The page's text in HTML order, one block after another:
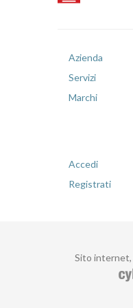
Azienda
Servizi
Marchi
Accedi
Registrati
Sito internet,